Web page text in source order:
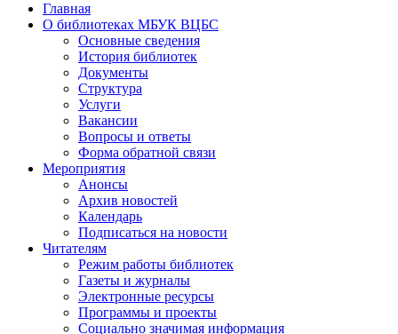
Главная
О библиотеках МБУК ВЦБС
Основные сведения
История библиотек
Документы
Структура
Услуги
Вакансии
Вопросы и ответы
Форма обратной связи
Мероприятия
Анонсы
Архив новостей
Календарь
Подписаться на новости
Читателям
Режим работы библиотек
Газеты и журналы
Электронные ресурсы
Программы и проекты
Социально значимая информация